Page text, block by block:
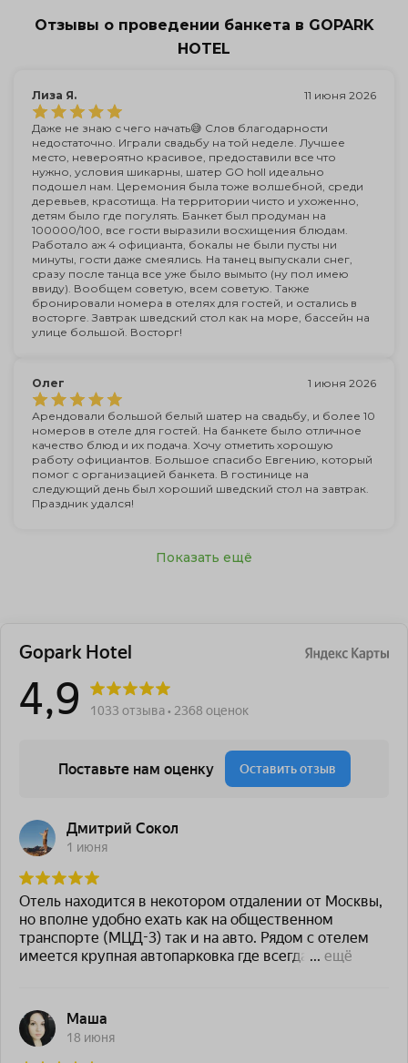
Отзывы о проведении банкета в GOPARK
HOTEL
Лиза Я. 11 июня 2026
Даже не знаю с чего начать😅 Слов благодарности
недостаточно. Играли свадьбу на той неделе. Лучшее
место, невероятно красивое, предоставили все что
нужно, условия шикарны, шатер GO holl идеально
подошел нам. Церемония была тоже волшебной, среди
деревьев, красотища. На территории чисто и ухоженно,
детям было где погулять. Банкет был продуман на
100000/100, все гости выразили восхищения блюдам.
Работало аж 4 официанта, бокалы не были пусты ни
минуты, гости даже смеялись. На танец выпускали снег,
сразу после танца все уже было вымыто (ну пол имею
ввиду). Вообщем советую, всем советую. Также
бронировали номера в отелях для гостей, и остались в
восторге. Завтрак шведский стол как на море, бассейн на
улице большой. Восторг!
Олег 1 июня 2026
Арендовали большой белый шатер на свадьбу, и более 10
номеров в отеле для гостей. На банкете было отличное
качество блюд и их подача. Хочу отметить хорошую
работу официантов. Большое спасибо Евгению, который
помог с организацией банкета. В гостинице на
следующий день был хороший шведский стол на завтрак.
Праздник удался!
Показать ещё